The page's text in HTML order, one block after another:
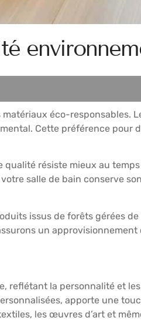
éco-responsables.
Cette préférence pour
qualité résiste mieux au
salle de bain conserve
issus de forêts gérées
un
la personnalité et
apporte une
les œuvres d’art et